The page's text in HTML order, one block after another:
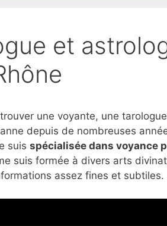
et
une voyante, une
depuis de nombreuses
suis spécialisée dans voyance
suis formée à divers arts
assez fines et subtiles.